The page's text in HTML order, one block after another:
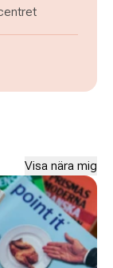
Visa nära mig